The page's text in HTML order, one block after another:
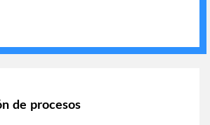
de procesos